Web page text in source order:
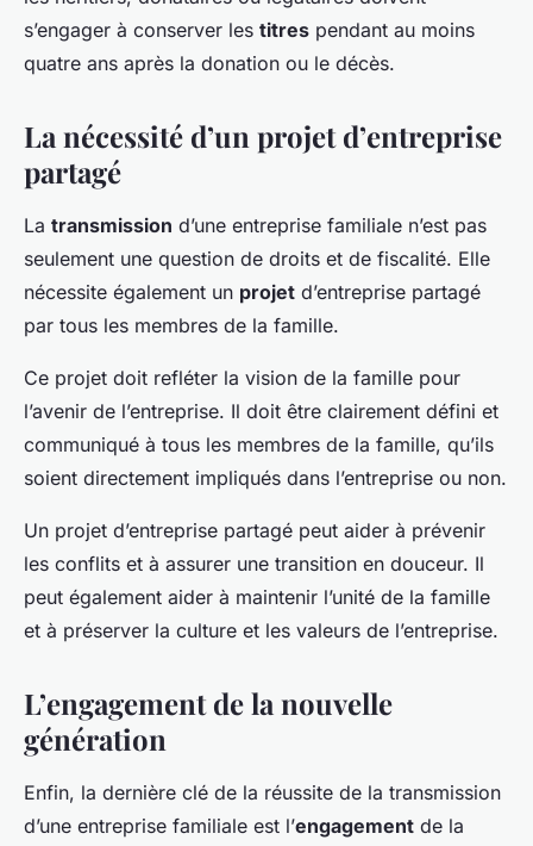
s’engager à conserver les titres pendant au moins
quatre ans après la donation ou le décès.
La nécessité d’un projet d’entreprise
partagé
La transmission d’une entreprise familiale n’est pas
seulement une question de droits et de fiscalité. Elle
nécessite également un projet d’entreprise partagé
par tous les membres de la famille.
Ce projet doit refléter la vision de la famille pour
l’avenir de l’entreprise. Il doit être clairement défini et
communiqué à tous les membres de la famille, qu’ils
soient directement impliqués dans l’entreprise ou non.
Un projet d’entreprise partagé peut aider à prévenir
les conflits et à assurer une transition en douceur. Il
peut également aider à maintenir l’unité de la famille
et à préserver la culture et les valeurs de l’entreprise.
L’engagement de la nouvelle
génération
Enfin, la dernière clé de la réussite de la transmission
d’une entreprise familiale est l’engagement de la